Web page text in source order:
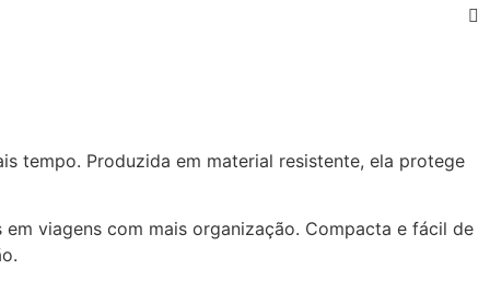
tempo. Produzida em material resistente, ela protege
viagens com mais organização. Compacta e fácil de